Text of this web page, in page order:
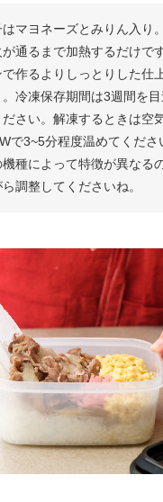
マヨネーズとみりん入り
通るまで加熱するだけで
で作るよりしっとりした仕
。冷凍保存期間は3週間を
さい。解凍するときは空
で3~5分程度温めてくださ
機種によって特徴が異なる
調整してくださいね。